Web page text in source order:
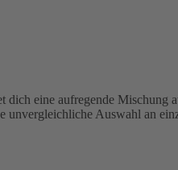
eine aufregende Mischung
unvergleichliche Auswahl an